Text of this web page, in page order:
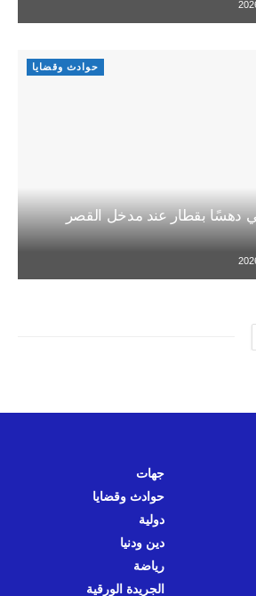
حوادث وقضايا
دهسًا بقطار عند مدخل القصر
جهات
حوادث وقضايا
دولية
دين ودنيا
رياضة
الجريدة الورقية